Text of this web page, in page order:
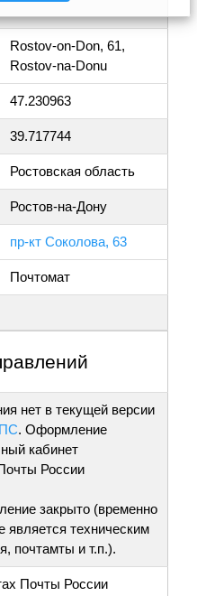
Rostov-on-Don, 61,
Rostov-na-Donu
47.230963
39.717744
Ростовская область
Ростов-на-Дону
пр-кт Соколова, 63
Почтомат
нет в текущей версии
. Оформление
кабинет
России
закрыто (временно
является техническим
почтамты и т.п.).
Почты России